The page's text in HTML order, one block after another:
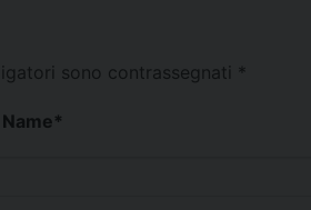
sono contrassegnati *
*